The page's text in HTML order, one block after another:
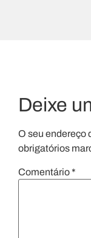
Deixe
O seu endereço
obrigatórios
Comentário*